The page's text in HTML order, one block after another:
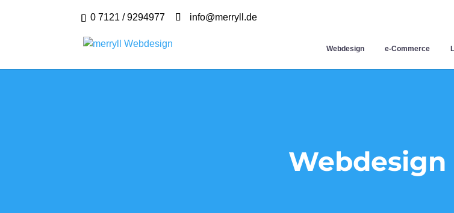
0 7121 / 9294977 info@merryll.de
Webdesign e-Commerce
Webdesign